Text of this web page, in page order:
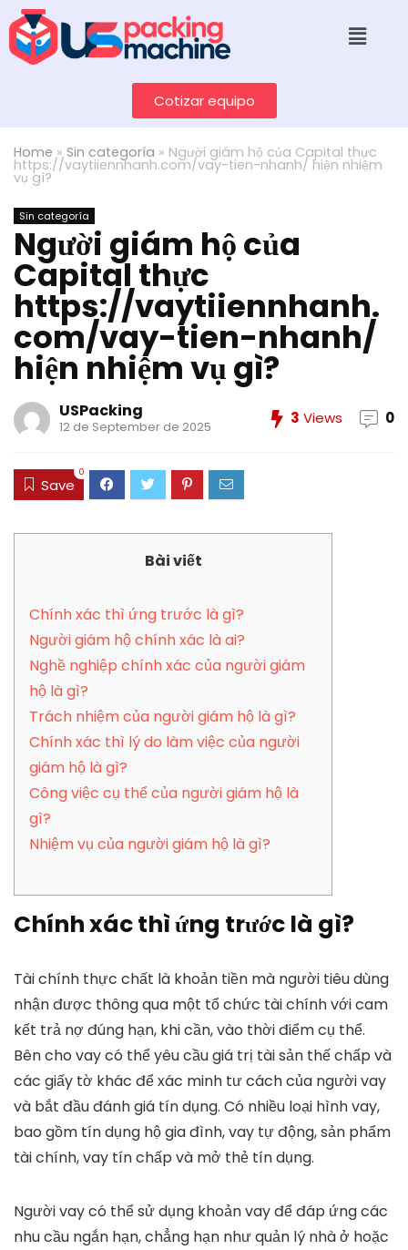
Cotizar equipo
Home »Sin categoría » Người giám hộ của Capital thực
https://vaytiiennhanh.com/vay-tien-nhanh/ hiện nhiệm
vụ gì?
Sin categoría
Người giám hộ của
Capital thực
https://vaytiiennhanh.
com/vay-tien-nhanh/
hiện nhiệm vụ gì?
USPacking
12 de September de 2025 3 Views 0
Save
0
Bài viết
Chính xác thì ứng trước là gì?
Người giám hộ chính xác là ai?
Nghề nghiệp chính xác của người giám
hộ là gì?
Trách nhiệm của người giám hộ là gì?
Chính xác thì lý do làm việc của người
giám hộ là gì?
Công việc cụ thể của người giám hộ là
gì?
Nhiệm vụ của người giám hộ là gì?
Chính xác thì ứng trước là gì?
Tài chính thực chất là khoản tiền mà người tiêu dùng
nhận được thông qua một tổ chức tài chính với cam
kết trả nợ đúng hạn, khi cần, vào thời điểm cụ thể.
Bên cho vay có thể yêu cầu giá trị tài sản thế chấp và
các giấy tờ khác để xác minh tư cách của người vay
và bắt đầu đánh giá tín dụng. Có nhiều loại hình vay,
bao gồm tín dụng hộ gia đình, vay tự động, sản phẩm
tài chính, vay tín chấp và mở thẻ tín dụng.
Người vay có thể sử dụng khoản vay để đáp ứng các
nhu cầu ngắn hạn, chẳng hạn như quản lý nhà ở hoặc